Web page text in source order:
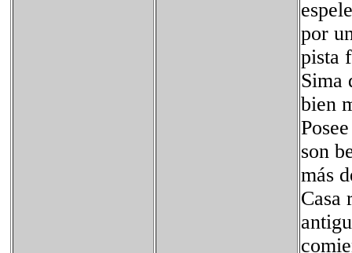
por
pista
Sima
bien
son
más
Casa